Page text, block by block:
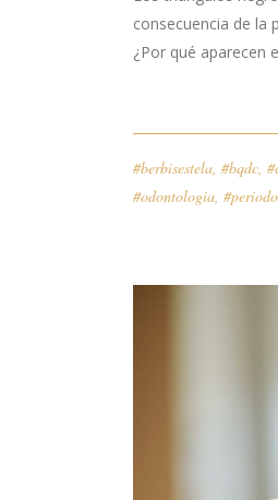
consecuencia de la
¿Por qué aparecen
#berbisestela, #bqdc,
#odontologia,